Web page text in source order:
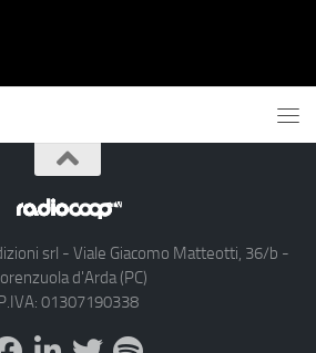
srl - Viale Giacomo Matteotti, 36/b -
d'Arda (PC)
01307190338